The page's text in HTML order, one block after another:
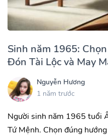
Sinh năm 1965:
Đón Tài Lộc và May
Nguyễn Hương
1 năm trước
Người sinh năm 1965 tuổi
Tứ Mệnh. Chọn đúng